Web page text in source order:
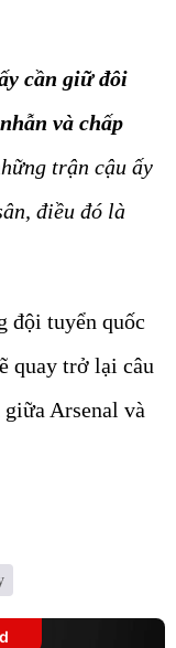
cần giữ đôi
và chấp
trận cậu ấy
điều đó là
đội tuyển quốc
quay trở lại câu
Arsenal và